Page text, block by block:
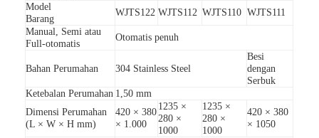
Otomatis Barrier Gate
Model
Barang
WJTS122 WJTS112 WJTS110 WJTS111
Manual, Semi atau
Full-otomatis
Otomatis penuh
Bahan Perumahan 304 Stainless Steel
Besi
dengan
Serbuk
Ketebalan Perumahan 1,50 mm
Dimensi Perumahan
(L × W × H mm)
420 × 380
× 1.000
1235 ×
280 ×
1000
1235 ×
280 ×
1000
420 × 380
× 1050